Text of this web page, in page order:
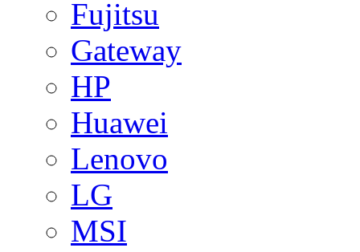
Fujitsu
Gateway
HP
Huawei
Lenovo
LG
MSI